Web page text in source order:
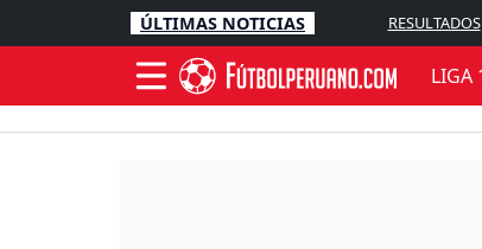
ÚLTIMAS NOTICIAS RESULTADOS
LIGA